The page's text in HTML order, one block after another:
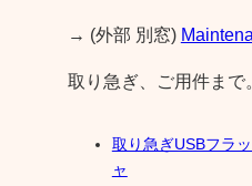
→ (外部 別窓)
取り急ぎ、ご用件まで
取り急ぎUSBフラ
ャ